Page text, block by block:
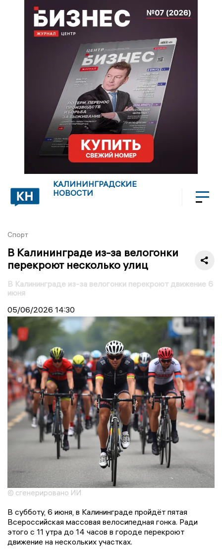
КАЛИНИНГРАДСКИЕ
НОВОСТИ
Спорт
В Калининграде из-за велогонки
перекроют несколько улиц
В Калининграде из-за велогонки перекроют движение 6
июня
05/06/2026 14:30
© сгенерировано ИИ
В субботу, 6 июня, в Калининграде пройдёт пятая
Всероссийская массовая велосипедная гонка. Ради
этого с 11 утра до 14 часов в городе перекроют
движение на нескольких участках.